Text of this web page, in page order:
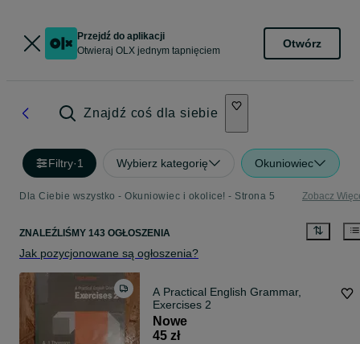
Przejdź do aplikacji
Otwieraj OLX jednym tapnięciem
Otwórz
Znajdź coś dla siebie
Filtry·1 Wybierz kategorię Okuniowiec
Dla Ciebie wszystko - Okuniowiec i okolice! - Strona 5 Zobacz
ZNALEŹLIŚMY 143 OGŁOSZENIA
Jak pozycjonowane są ogłoszenia?
A Practical English Grammar,
Exercises 2
Nowe
45 zł